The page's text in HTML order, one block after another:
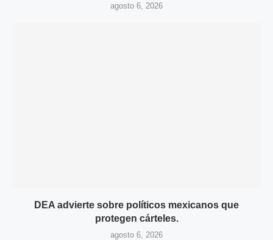
agosto 6, 2026
DEA advierte sobre políticos mexicanos que
protegen cárteles.
agosto 6, 2026